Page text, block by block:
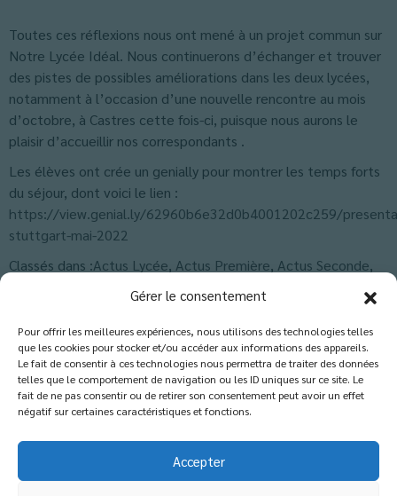
Gérer le consentement
Pour offrir les meilleures expériences, nous utilisons des technologies telles
que les cookies pour stocker et/ou accéder aux informations des appareils.
Le fait de consentir à ces technologies nous permettra de traiter des données
telles que le comportement de navigation ou les ID uniques sur ce site. Le
fait de ne pas consentir ou de retirer son consentement peut avoir un effet
négatif sur certaines caractéristiques et fonctions.
Accepter
Toutes ces réflexions nous ont mené à un projet commun sur
Notre Lycée Idéal. Nous continuerons d’échanger et trouver
des pistes de possibles améliorations dans les deux lycées,
notamment à l’occasion d’une nouvelle rencontre au mois
d’octobre, à Castres cette fois-ci, puisque nous aurons le
plaisir d’accueillir nos correspondants .
Les élèves ont crée un genially pour montrer les temps forts
du séjour, dont voici le lien :
https://view.genial.ly/62960b6e32d0b4001202c259/
stuttgart-mai-2022
Classés dans :Actus Lycée, Actus Première, Actus Seconde,
Les commentaires sont fermés.